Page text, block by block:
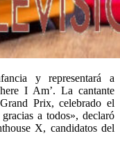
y representará a
I Am’. La cantante
Prix, celebrado el
a todos», declaró
X, candidatos del